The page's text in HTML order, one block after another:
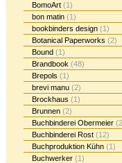
BomoArt (1)
bon matin (1)
bookbinders design (1)
Botanical Paperworks (2)
Bound (1)
Brandbook (48)
Brepols (1)
brevi manu (2)
Brockhaus (1)
Brunnen (2)
Buchbinderei Obermeier
Buchbinderei Rost (12)
Buchproduktion Kühn (1)
Buchwerker (1)